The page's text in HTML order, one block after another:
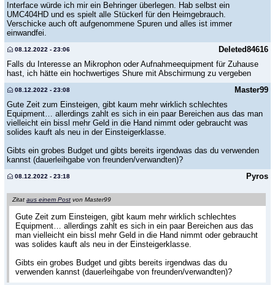
Interface würde ich mir ein Behringer überlegen. Hab selbst ein
UMC404HD und es spielt alle Stückerl für den Heimgebrauch.
Verschicke auch oft aufgenommene Spuren und alles ist immer
einwandfei.
Deleted84616
08.12.2022 - 23:06
Falls du Interesse an Mikrophon oder Aufnahmeequipment für Zuhause
hast, ich hätte ein hochwertiges Shure mit Abschirmung zu vergeben
Master99
08.12.2022 - 23:08
Gute Zeit zum Einsteigen, gibt kaum mehr wirklich schlechtes
Equipment… allerdings zahlt es sich in ein paar Bereichen aus das man
vielleicht ein bissl mehr Geld in die Hand nimmt oder gebraucht was
solides kauft als neu in der Einsteigerklasse.
Gibts ein grobes Budget und gibts bereits irgendwas das du verwenden
kannst (dauerleihgabe von freunden/verwandten)?
Pyros
08.12.2022 - 23:18
Zitat aus einem Post von Master99
Gute Zeit zum Einsteigen, gibt kaum mehr wirklich schlechtes
Equipment… allerdings zahlt es sich in ein paar Bereichen aus das
man vielleicht ein bissl mehr Geld in die Hand nimmt oder gebraucht
was solides kauft als neu in der Einsteigerklasse.
Gibts ein grobes Budget und gibts bereits irgendwas das du
verwenden kannst (dauerleihgabe von freunden/verwandten)?